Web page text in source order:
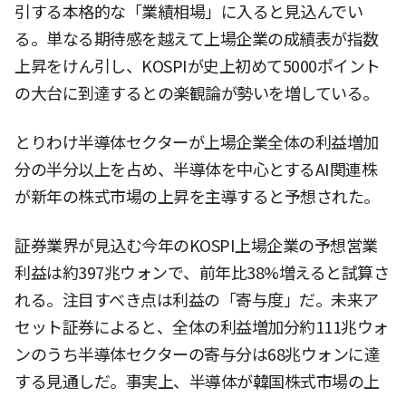
引する本格的な「業績相場」に入ると見込んでい
る。単なる期待感を越えて上場企業の成績表が指数
上昇をけん引し、KOSPIが史上初めて5000ポイント
の大台に到達するとの楽観論が勢いを増している。
とりわけ半導体セクターが上場企業全体の利益増加
分の半分以上を占め、半導体を中心とするAI関連株
が新年の株式市場の上昇を主導すると予想された。
証券業界が見込む今年のKOSPI上場企業の予想営業
利益は約397兆ウォンで、前年比38%増えると試算さ
れる。注目すべき点は利益の「寄与度」だ。未来ア
セット証券によると、全体の利益増加分約111兆ウォ
ンのうち半導体セクターの寄与分は68兆ウォンに達
する見通しだ。事実上、半導体が韓国株式市場の上